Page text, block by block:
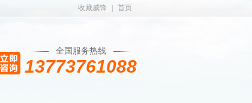
收藏威锋 首页
全国服务热线
13773761088